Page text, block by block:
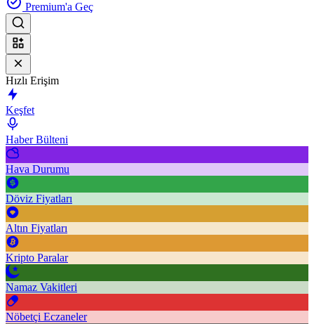
Premium'a Geç
Hızlı Erişim
Keşfet
Haber Bülteni
Hava Durumu
Döviz Fiyatları
Altın Fiyatları
Kripto Paralar
Namaz Vakitleri
Nöbetçi Eczaneler